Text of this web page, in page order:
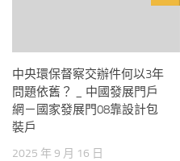
中央環保督察交辦件何以3年
問題依舊？ _ 中國發展門戶
網－國家發展門08靠設計包
裝戶
2025 年 9 月 16 日